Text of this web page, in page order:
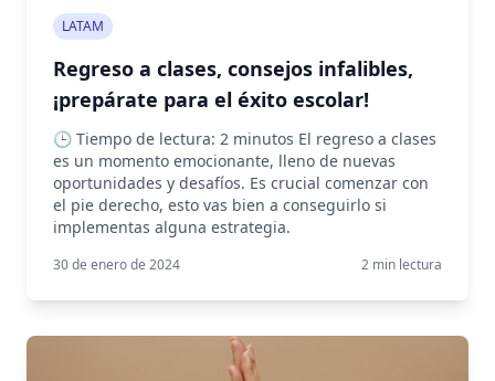
LATAM
Regreso a clases, consejos infalibles,
¡prepárate para el éxito escolar!
🕒 Tiempo de lectura: 2 minutos El regreso a clases
es un momento emocionante, lleno de nuevas
oportunidades y desafíos. Es crucial comenzar con
el pie derecho, esto vas bien a conseguirlo si
implementas alguna estrategia.
30 de enero de 2024 2 min lectura